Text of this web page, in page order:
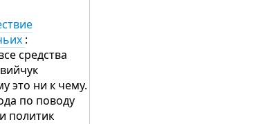
:
средства
это ни к чему.
по поводу
политик